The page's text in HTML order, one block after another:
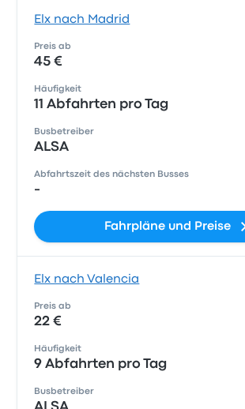
Elx nach Madrid
Preis ab
45 €
Häufigkeit
11 Abfahrten pro Tag
Busbetreiber
ALSA
Abfahrtszeit des nächsten Busses
-
Fahrpläne und Preise
Elx nach Valencia
Preis ab
22 €
Häufigkeit
9 Abfahrten pro Tag
Busbetreiber